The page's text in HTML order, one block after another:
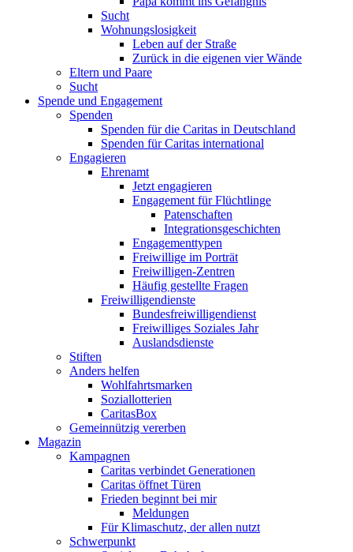
Sucht
Wohnungslosigkeit
Leben auf der Straße
Zurück in die eigenen vier Wände
Eltern und Paare
Sucht
Spende und Engagement
Spenden
Spenden für die Caritas in Deutschland
Spenden für Caritas international
Engagieren
Ehrenamt
Jetzt engagieren
Engagement für Flüchtlinge
Patenschaften
Integrationsgeschichten
Engagementtypen
Freiwillige im Porträt
Freiwilligen-Zentren
Häufig gestellte Fragen
Freiwilligendienste
Bundesfreiwilligendienst
Freiwilliges Soziales Jahr
Auslandsdienste
Stiften
Anders helfen
Wohlfahrtsmarken
Soziallotterien
CaritasBox
Gemeinnützig vererben
Magazin
Kampagnen
Caritas verbindet Generationen
Caritas öffnet Türen
Frieden beginnt bei mir
Meldungen
Für Klimaschutz, der allen nutzt
Schwerpunkt